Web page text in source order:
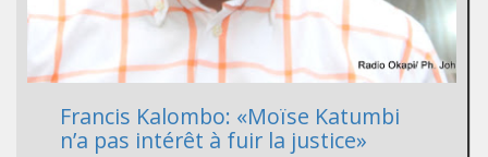
Francis Kalombo: «Moïse Katumbi
n’a pas intérêt à fuir la justice»